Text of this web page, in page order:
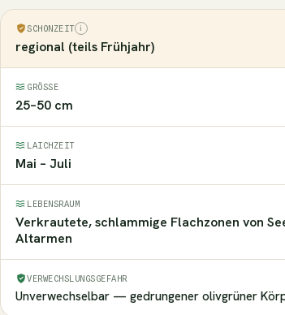
SCHONZEIT
regional (teils Frühjahr)
GRÖSSE
25–50 cm
LAICHZEIT
Mai – Juli
LEBENSRAUM
Verkrautete, schlammige Flachzonen von
Altarmen
VERWECHSLUNGSGEFAHR
Unverwechselbar — gedrungener olivgrüner